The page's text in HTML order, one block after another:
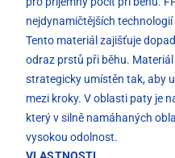
nejdynamičtějších
Tento materiál zajišťuje
odraz prstů při běhu. Materiál
strategicky umístěn tak, aby
mezi kroky. V oblasti paty je
který v silně namáhaných
vysokou odolnost.
VLASTNOSTI